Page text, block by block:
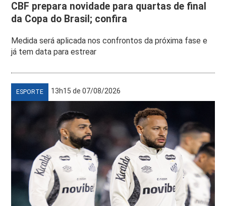
CBF prepara novidade para quartas de final
da Copa do Brasil; confira
Medida será aplicada nos confrontos da próxima fase e
já tem data para estrear
ESPORTE 13h15 de 07/08/2026